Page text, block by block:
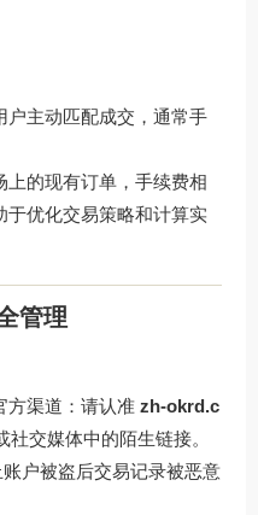
户主动匹配成交，通常手
上的现有订单，手续费相
于优化交易策略和计算实
管理
方渠道：请认准 zh-okrd.c
交媒体中的陌生链接。
户被盗后交易记录被恶意